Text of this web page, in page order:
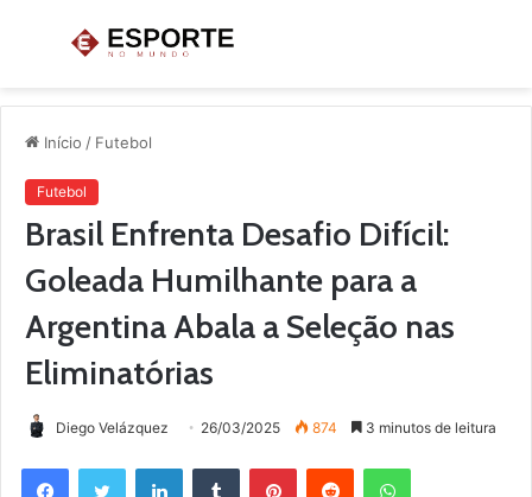
Menu
Início / Futebol
Futebol
Brasil Enfrenta Desafio Difícil:
Goleada Humilhante para a
Argentina Abala a Seleção nas
Eliminatórias
Diego Velázquez 26/03/2025 874 3 minutos de leitura
FacebookTwitter LinkedinTumblr PinterestReddit WhatsApp